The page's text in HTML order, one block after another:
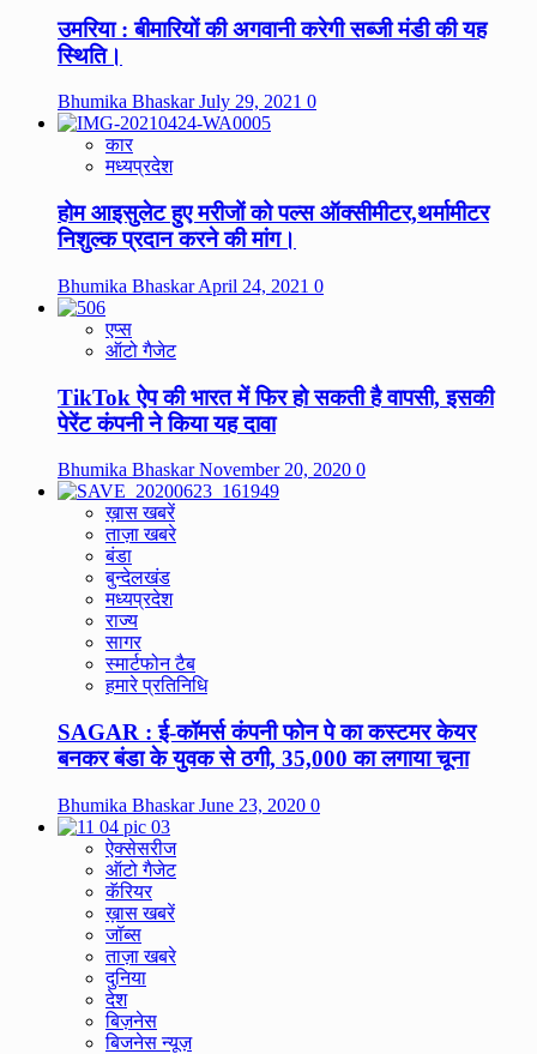
उमरिया : बीमारियों की अगवानी करेगी सब्जी मंडी की यह
स्थिति।
Bhumika BhaskarJuly 29, 2021 0
कार
मध्यप्रदेश
होम आइसुलेट हुए मरीजों को पल्स ऑक्सीमीटर,थर्मामीटर
निशुल्क प्रदान करने की मांग।
Bhumika BhaskarApril 24, 2021 0
एप्स
ऑटो गैजेट
TikTok ऐप की भारत में फिर हो सकती है वापसी, इसकी
पेरेंट कंपनी ने किया यह दावा
Bhumika BhaskarNovember 20, 2020 0
ख़ास खबरें
ताज़ा खबरे
बंडा
बुन्देलखंड
मध्यप्रदेश
राज्य
सागर
स्मार्टफोन टैब
हमारे प्रतिनिधि
SAGAR : ई-कॉमर्स कंपनी फोन पे का कस्टमर केयर
बनकर बंडा के युवक से ठगी, 35,000 का लगाया चूना
Bhumika BhaskarJune 23, 2020 0
ऐक्सेसरीज
ऑटो गैजेट
कॅरियर
ख़ास खबरें
जॉब्स
ताज़ा खबरे
दुनिया
देश
बिज़नेस
बिजनेस न्यूज़